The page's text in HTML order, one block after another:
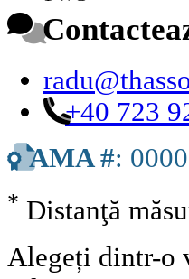
+40 723
AMA #:
* Distanţă
Alegeți dintr-o